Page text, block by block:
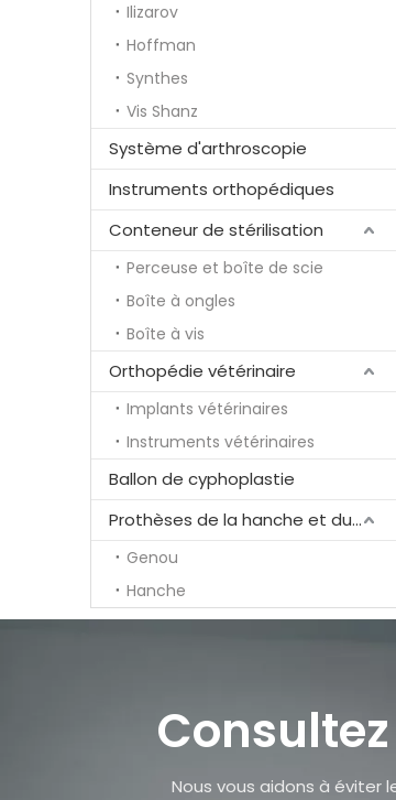
Ilizarov
Hoffman
Synthes
Vis Shanz
Système d'arthroscopie
Instruments orthopédiques
Conteneur de stérilisation
Perceuse et boîte de scie
Boîte à ongles
Boîte à vis
Orthopédie vétérinaire
Implants vétérinaires
Instruments vétérinaires
Ballon de cyphoplastie
Prothèses de la hanche et du genou
Genou
Hanche
Nous vous aidons à éviter